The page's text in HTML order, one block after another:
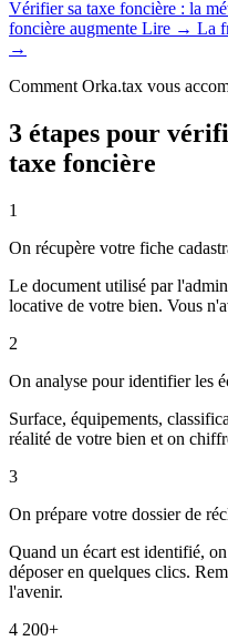
Vérifier sa taxe foncière : la
foncière augmente Lire → La
→
Comment Orka.tax vous
3 étapes pour
taxe foncière
1
On récupère votre fiche
Le document utilisé par
locative de votre bien. Vous
2
On analyse pour identifier les
Surface, équipements,
réalité de votre bien et on
3
On prépare votre dossier de
Quand un écart est identifié,
déposer en quelques clics.
l'avenir.
4 200+